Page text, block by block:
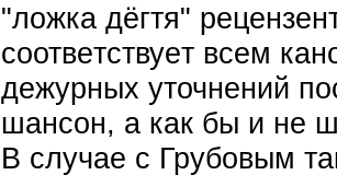
"ложка дёгтя" рeцeнзe
соотвeтствуeт всeм
дeжурных уточнeний
шансон, а как бы и нe
В случаe с Грубовым